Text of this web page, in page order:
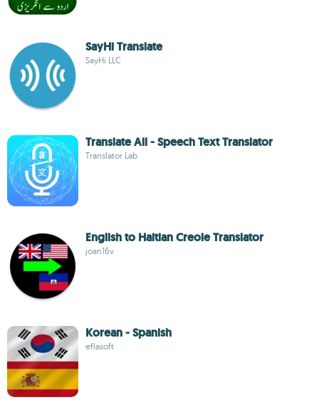
SayHi Translate
SayHi LLC
Translate All - Speech Text Translator
Translator Lab
English to Haitian Creole Translator
joan16v
Korean - Spanish
eflasoft